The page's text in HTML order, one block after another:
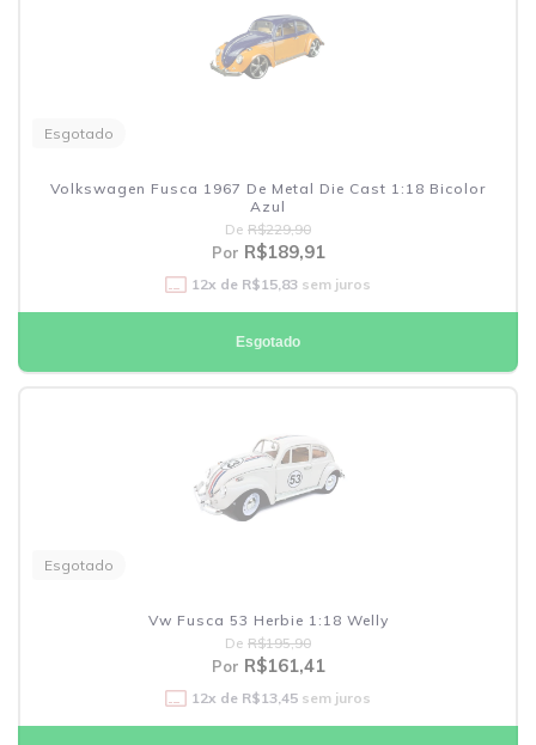
Esgotado
Volkswagen Fusca 1967 De Metal Die Cast 1:18 Bicolor
Azul
De R$229,90
Por R$189,91
12x de R$15,83 sem juros
Esgotado
Esgotado
Vw Fusca 53 Herbie 1:18 Welly
De R$195,90
Por R$161,41
12x de R$13,45 sem juros